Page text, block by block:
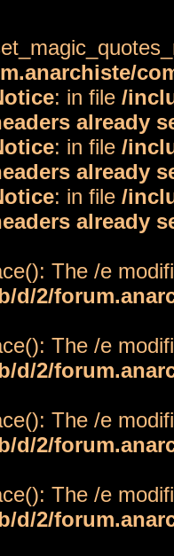
: in file /
already
: in file /
already
: in file /
already
The /e
d/2/
The /e
d/2/
The /e
d/2/
The /e
d/2/